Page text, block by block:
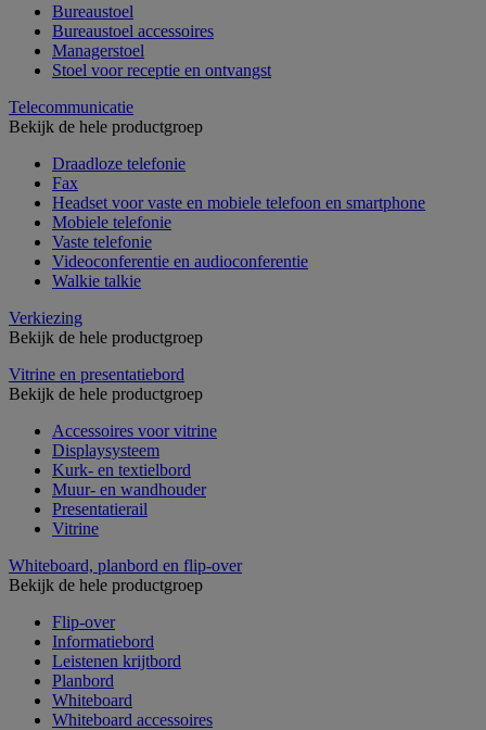
Bureaustoel
Bureaustoel accessoires
Managerstoel
Stoel voor receptie en ontvangst
Telecommunicatie
Bekijk de hele productgroep
Draadloze telefonie
Fax
Headset voor vaste en mobiele telefoon en smartphone
Mobiele telefonie
Vaste telefonie
Videoconferentie en audioconferentie
Walkie talkie
Verkiezing
Bekijk de hele productgroep
Vitrine en presentatiebord
Bekijk de hele productgroep
Accessoires voor vitrine
Displaysysteem
Kurk- en textielbord
Muur- en wandhouder
Presentatierail
Vitrine
Whiteboard, planbord en flip-over
Bekijk de hele productgroep
Flip-over
Informatiebord
Leistenen krijtbord
Planbord
Whiteboard
Whiteboard accessoires